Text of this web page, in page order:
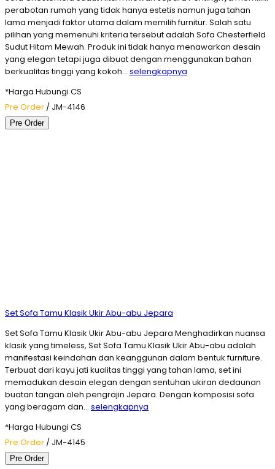
perabotan rumah yang tidak hanya estetis namun juga tahan
lama menjadi faktor utama dalam memilih furnitur. Salah satu
pilihan yang memenuhi kriteria tersebut adalah Sofa Chesterfield
Sudut Hitam Mewah. Produk ini tidak hanya menawarkan desain
yang elegan tetapi juga dibuat dengan menggunakan bahan
berkualitas tinggi yang kokoh… selengkapnya
*Harga Hubungi CS
Pre Order / JM-4146
Pre Order
Set Sofa Tamu Klasik Ukir Abu-abu Jepara
Set Sofa Tamu Klasik Ukir Abu-abu Jepara Menghadirkan nuansa
klasik yang timeless, Set Sofa Tamu Klasik Ukir Abu-abu adalah
manifestasi keindahan dan keanggunan dalam bentuk furniture.
Terbuat dari kayu jati kualitas tinggi yang tahan lama, set ini
memadukan desain elegan dengan sentuhan ukiran dedaunan
buatan tangan oleh pengrajin Jepara. Dengan komposisi sofa
yang beragam dan… selengkapnya
*Harga Hubungi CS
Pre Order / JM-4145
Pre Order